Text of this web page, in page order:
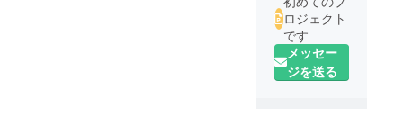
ロジェクト
です
メッセー
ジを送る